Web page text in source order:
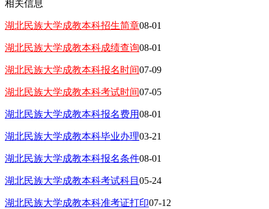
相关信息
湖北民族大学成教本科招生简章08-01
湖北民族大学成教本科成绩查询08-01
湖北民族大学成教本科报名时间07-09
湖北民族大学成教本科考试时间07-05
湖北民族大学成教本科报名费用08-01
湖北民族大学成教本科毕业办理03-21
湖北民族大学成教本科报名条件08-01
湖北民族大学成教本科考试科目 05-24
湖北民族大学成教本科准考证打印07-12